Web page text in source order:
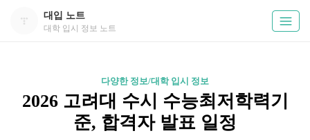
대입 노트
대학 입시 정보 노트
다양한 정보/대학 입시 정보
2026 고려대 수시 수능최저학력기
준, 합격자 발표 일정